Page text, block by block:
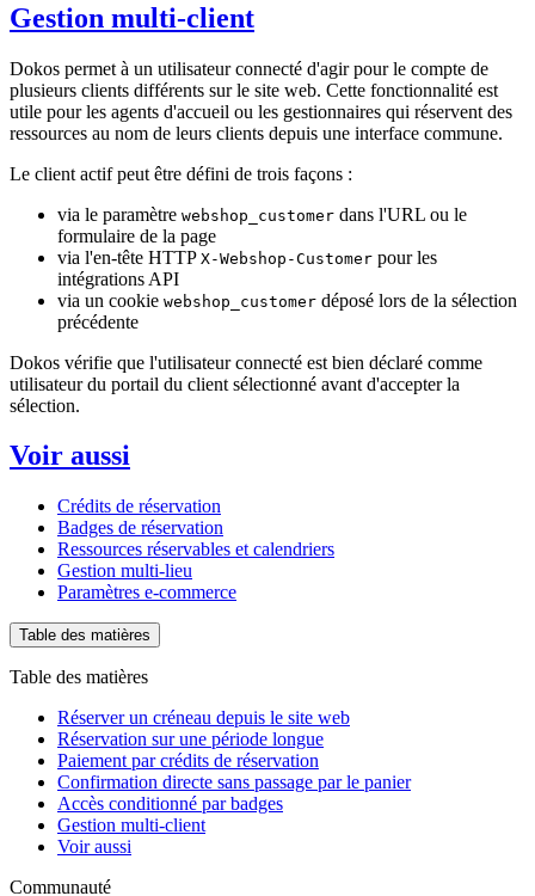
Gestion multi-client
Dokos permet à un utilisateur connecté d'agir pour le compte de
plusieurs clients différents sur le site web. Cette fonctionnalité est
utile pour les agents d'accueil ou les gestionnaires qui réservent des
ressources au nom de leurs clients depuis une interface commune.
Le client actif peut être défini de trois façons :
via le paramètre webshop_customer dans l'URL ou le
formulaire de la page
via l'en-tête HTTP X-Webshop-Customer pour les
intégrations API
via un cookie webshop_customer déposé lors de la sélection
précédente
Dokos vérifie que l'utilisateur connecté est bien déclaré comme
utilisateur du portail du client sélectionné avant d'accepter la
sélection.
Voir aussi
Crédits de réservation
Badges de réservation
Ressources réservables et calendriers
Gestion multi-lieu
Paramètres e-commerce
Table des matières
Table des matières
Réserver un créneau depuis le site web
Réservation sur une période longue
Paiement par crédits de réservation
Confirmation directe sans passage par le panier
Accès conditionné par badges
Gestion multi-client
Voir aussi
Communauté